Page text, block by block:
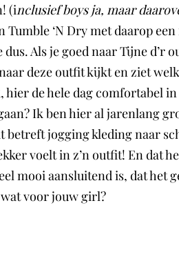
(inclusief boys ja, maar
‘N Dry met daarop
Als je goed naar Tijne
deze outfit kijkt en ziet
de hele dag comfortabel
Ik ben hier al jarenlang
betreft jogging kleding naar
voelt in z’n outfit! En dat
mooi aansluitend is, dat het
voor jouw girl?